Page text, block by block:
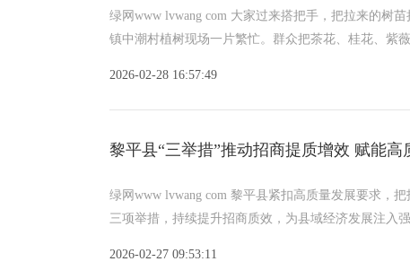
绿网www lvwang com 大家过来搭把手，把拉来的树
镇中潮村植树现场一片繁忙。群众把茶花、桂花、紫
2026-02-28 16:57:49
黎平县“三举措”推动招商提质增效 赋能高
绿网www lvwang com 黎平县紧扣高质量发展要求，
三项举措，持续提升招商质效，为县域经济发展注入
2026-02-27 09:53:11